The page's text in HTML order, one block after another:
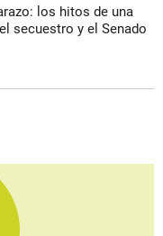
los hitos de una
secuestro y el Senado